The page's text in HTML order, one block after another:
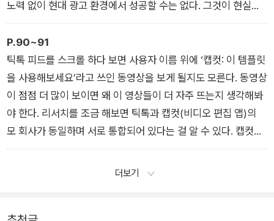
게 된다는 보장도 없다. 반면 관심사 그래프가 주도하는 알고리즘
은 시청자의 관심사가 변해도 자동으로 파악해 원하는 콘텐츠를
보여준다. 사용자가 해당 플랫폼에 오래 머물 확률이 높아지는 것
이다.
1 소셜미디어의 틱톡화
노력 없이 현대 광고 환경에서 성공할 수는 없다. 그것이 현실이
다.
2 현대 광고를 이루는 기본 구조
P.90~91
틱톡 피드를 스크롤 하다 보면 사용자 이름 위에 ‘캡컷: 이 템플릿
을 사용해보세요’라고 쓰인 동영상을 보게 될지도 모른다. 동영상
이 점점 더 많이 보이면 왜 이 영상들이 더 자주 뜨는지 생각해봐
야 한다. 리서치를 조금 해보면 틱톡과 캡컷(비디오 편집 앱)의
모 회사가 동일하며 서로 통합되어 있다는 걸 알 수 있다. 캡컷은
사용자가 빠르고 쉽게 콘텐츠를 제작하도록 도와준다. 틱톡은 더
많은 사용자가 플랫폼 내에서 콘텐츠를 제작하기를 바라기 때문
더보기